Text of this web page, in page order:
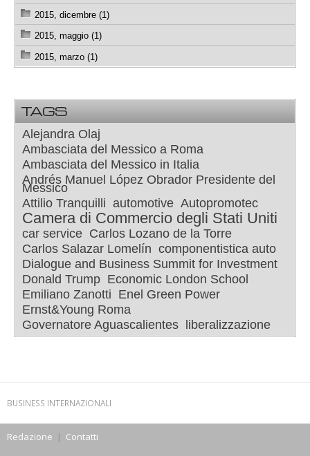
2015, dicembre (1)
2015, maggio (1)
2015, marzo (1)
TAGS
Alejandra Olaj
Ambasciata del Messico a Roma
Ambasciata del Messico in Italia
Andrés Manuel López Obrador Presidente del
Messico
Attilio Tranquilli automotive Autopromotec
Camera di Commercio degli Stati Uniti
car service Carlos Lozano de la Torre
Carlos Salazar Lomelín componentistica auto
Dialogue and Business Summit for Investment
Donald Trump Economic London School
Emiliano Zanotti Enel Green Power
Ernst&Young Roma
Governatore Aguascalientes
liberalizzazione
BUSINESS INTERNAZIONALI
Redazione | Contatti